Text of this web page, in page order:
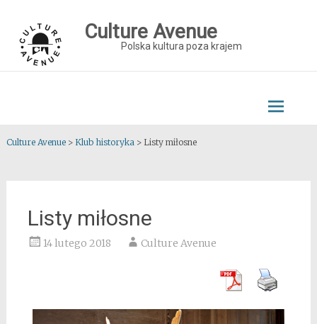
content
Culture Avenue
Polska kultura poza krajem
Culture Avenue> Klub historyka> Listy miłosne
Listy miłosne
14 lutego 2018 Culture Avenue